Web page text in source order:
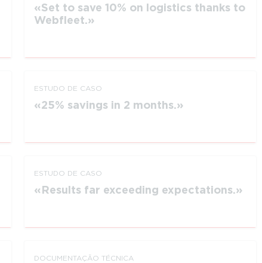
Set to save 10% on logistics thanks to
Webfleet.
ESTUDO DE CASO
25% savings in 2 months.
ESTUDO DE CASO
Results far exceeding expectations.
DOCUMEN­TAÇÃO TÉCNICA